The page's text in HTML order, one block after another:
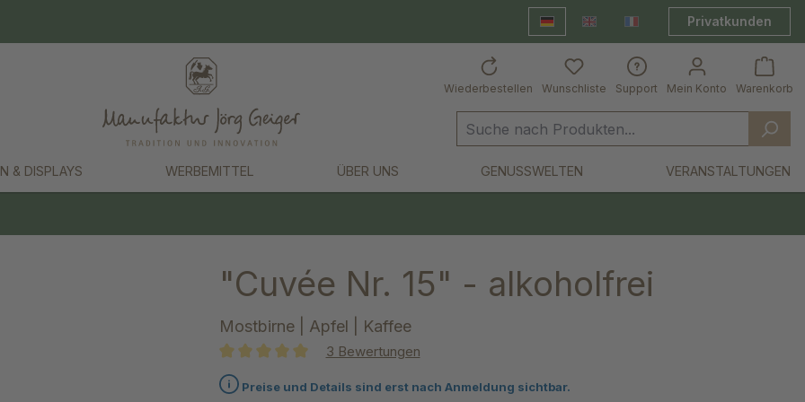
Deutsch Frankreich Shop
Privatkunden
Wiederbestellen Mein Konto
Wunschliste Support Warenkorb
& DISPLAYS WERBEMITTEL ÜBER UNS GENUSSWELTEN VERANSTALTUNGEN
"Cuvée Nr. 15" - alkoholfrei
Mostbirne | Apfel | Kaffee
Durchschnittliche Bewertung von 5 von 5 Sternen
3 Bewertungen
Preise und Details sind erst nach Anmeldung sichtbar.